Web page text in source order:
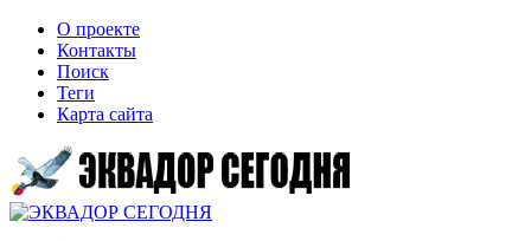
О проекте
Контакты
Поиск
Теги
Карта сайта